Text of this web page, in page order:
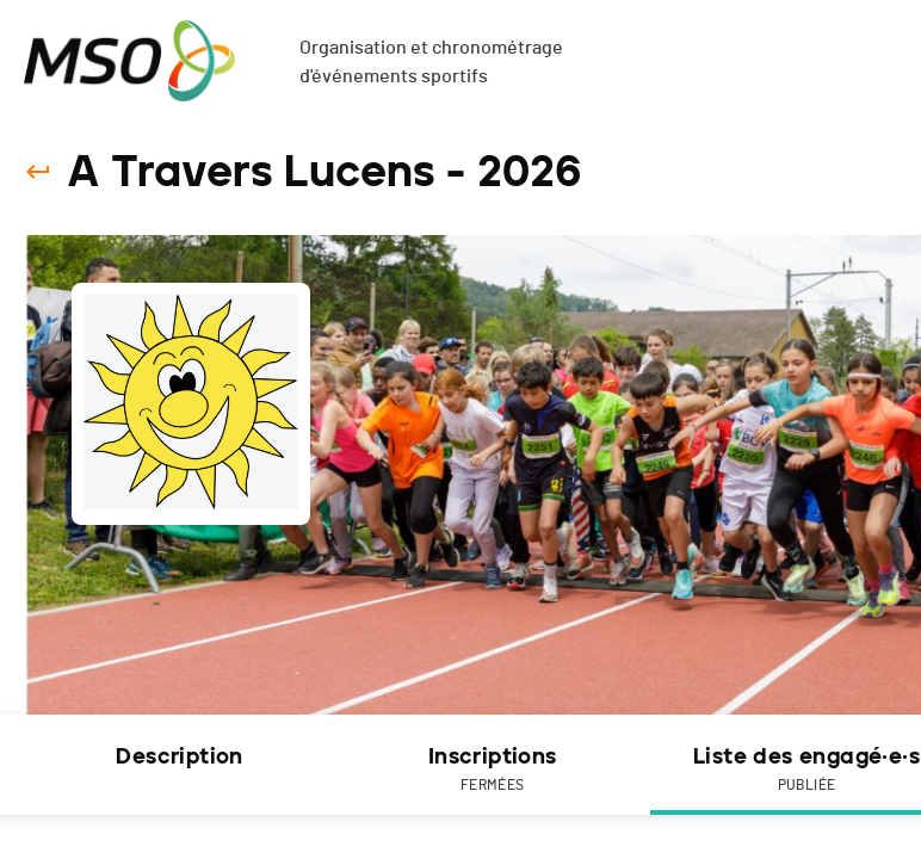
Organisation et chronométrage
d'événements sportifs
A Travers Lucens - 2026
Description Inscriptions
FERMÉES
Liste des engagé·e·s
PUBLIÉE